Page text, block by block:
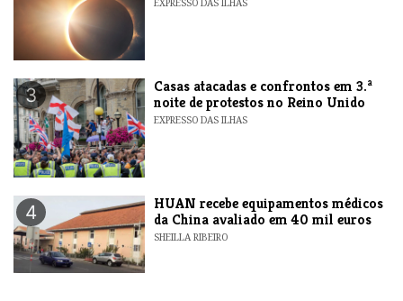
EXPRESSO DAS ILHAS
3
Casas atacadas e confrontos em 3.ª
noite de protestos no Reino Unido
EXPRESSO DAS ILHAS
4
HUAN recebe equipamentos médicos
da China avaliado em 40 mil euros
SHEILLA RIBEIRO